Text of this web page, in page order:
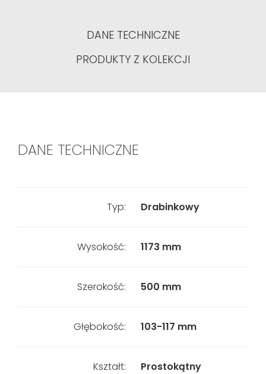
DANE TECHNICZNE
PRODUKTY Z KOLEKCJI
DANE TECHNICZNE
Typ: Drabinkowy
Wysokość: 1173 mm
Szerokość: 500 mm
Głębokość: 103-117 mm
Kształt: Prostokątny